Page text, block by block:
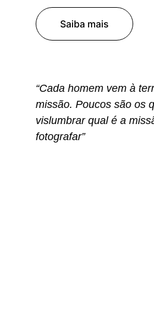
Saiba mais
“Cada homem vem à
missão. Poucos são os
vislumbrar qual é a
fotografar”